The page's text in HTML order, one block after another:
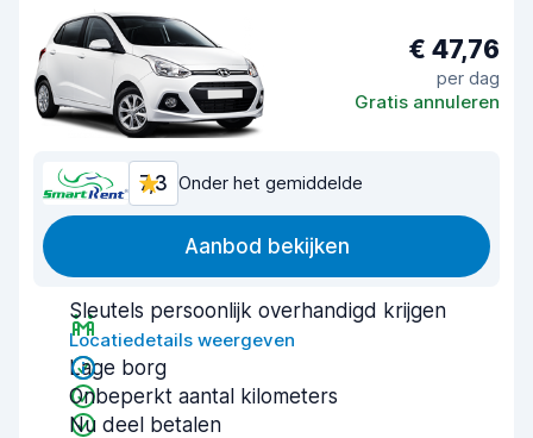
€ 47,76
per dag
Gratis annuleren
7,3 Onder het gemiddelde
Aanbod bekijken
Sleutels persoonlijk overhandigd krijgen
Locatiedetails weergeven
Lage borg
Onbeperkt aantal kilometers
Nu deel betalen